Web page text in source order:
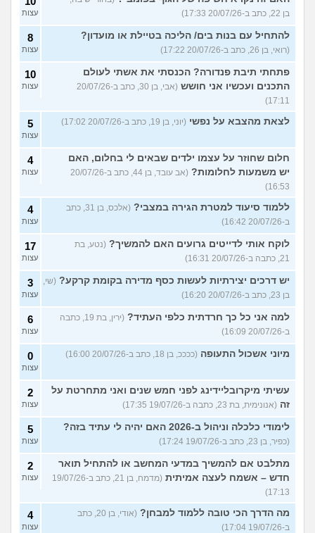
בן 22, כתב ב-20/07/26 17:33)
עצות
להתחיל עם בנות בים/ הליכה בטיילת או מועדון?
(רואי, בן 26, כתב ב-20/07/26 17:22)
8
עצות
פתחתי תיבת פנדורה? הכנסתי את אשתי לעולם
התכנים ועכשיו אני חושש
(אבי, בן 30, כתב ב-20/07/26
17:11)
10
עצות
לצאת מהצבא על נפשי (יוני, בן 19, כתב ב-20/07/26 17:02) 5
עצות
חלום שחוזר על עצמו ילדים שבאים לי בחלום, האם
יש משמעות לחלומות?
(אב עובד, בן 44, כתב ב-20/07/26
16:53)
4
עצות
ללמוד סיעוד למטרת הגירה במצבי?
(אלכס, בן 31, כתב
ב-20/07/26 16:42)
4
עצות
לוקח אותי לדייטים גרועים האם להמשיך? (נטע, בת
21, כתבה ב-20/07/26 16:31)
17
עצות
יש דרכים יצירתיות לעשות כסף מדירה בקומת קרקע? (שי,
בן 23, כתב ב-20/07/26 16:20)
3
עצות
למה אני כל כך חרדתית כלפי העתיד?
(ירין, בת 19, כתבה
ב-20/07/26 16:09)
6
עצות
מיוני אשכול התעופה (ככככ, בן 18, כתב ב-20/07/26 16:00) 0
עצות
עשיתי מיקרובליידינג לפני חמש שנים ואני מתחרטת על
זה (אנונימית, בת 23, כתבה ב-19/07/26 17:35)
2
עצות
לימודי כלכלה וניהול ב-2026 האם יהיה לי עתיד בזה?
(כפיר, בן 23, כתב ב-19/07/26 17:24)
5
עצות
מתלבט אם להמשיך במדעי המחשב או להתחיל תואר
חדש – אשמח לעצה אמיתית
(מדמח, בן 21, כתב ב-19/07/26
17:13)
2
עצות
מה הדרך הכי טובה ללמוד למבחן?
(אודי, בן 20, כתב
ב-19/07/26 17:04)
4
עצות